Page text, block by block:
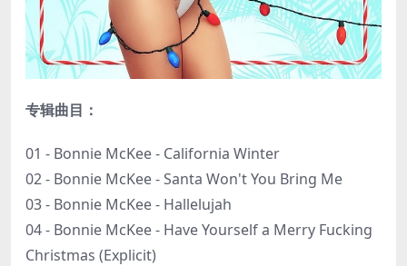
专辑曲目：
01 - Bonnie McKee - California Winter
02 - Bonnie McKee - Santa Won't You Bring Me
03 - Bonnie McKee - Hallelujah
04 - Bonnie McKee - Have Yourself a Merry Fucking
Christmas (Explicit)